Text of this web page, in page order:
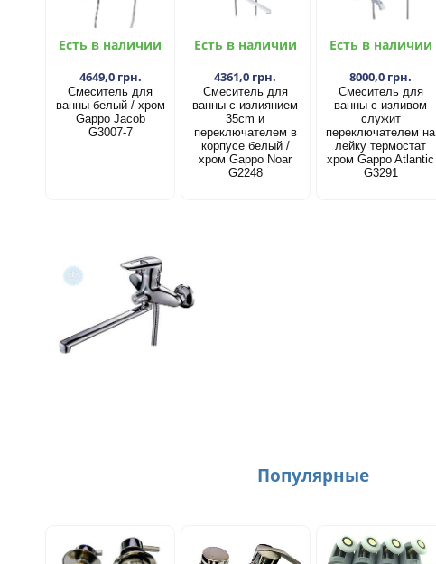
Есть в наличии
4649,0 грн.
Смеситель для
ванны белый / хром
Gappo Jacob
G3007-7
Есть в наличии
4361,0 грн.
Смеситель для
ванны с излиянием
35cm и
переключателем в
корпусе белый /
хром Gappo Noar
G2248
Есть в наличии
8000,0 грн.
Смеситель для
ванны с изливом
служит
переключателем на
лейку термостат
хром Gappo Atlantic
G3291
Популярные